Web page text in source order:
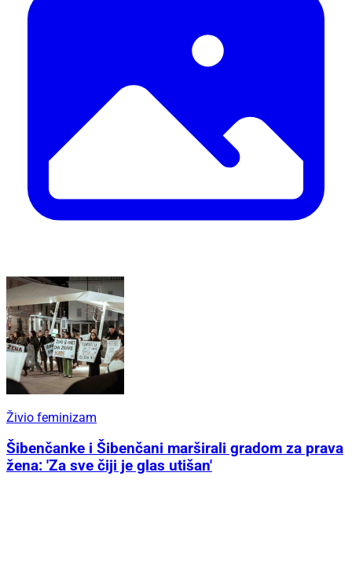
Živio feminizam
Šibenčanke i Šibenčani marširali gradom za prava
žena: 'Za sve čiji je glas utišan'